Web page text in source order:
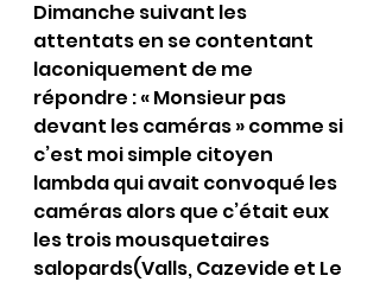
Dimanche suivant les
attentats en se contentant
laconiquement de me
répondre : « Monsieur pas
devant les caméras » comme si
c’est moi simple citoyen
lambda qui avait convoqué les
caméras alors que c’était eux
les trois mousquetaires
salopards(Valls, Cazevide et Le